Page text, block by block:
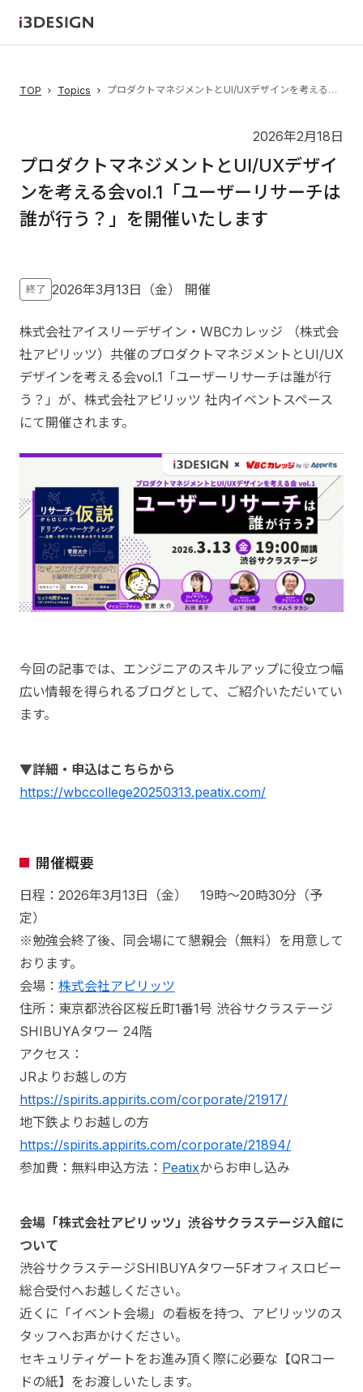
TOP Topics プロダクトマネジメントとUI/UXデザインを考える会vol.1「ユーザーリサーチは誰が行う？」を開催いたします
2026年2月18日
プロダクトマネジメントとUI/UXデザイ
ンを考える会vol.1「ユーザーリサーチは
誰が行う？」を開催いたします
終了 2026年3月13日（金） 開催
株式会社アイスリーデザイン・WBCカレッジ （株式会
社アピリッツ）共催のプロダクトマネジメントとUI/UX
デザインを考える会vol.1「ユーザーリサーチは誰が行
う？」が、株式会社アピリッツ 社内イベントスペース
にて開催されます。
今回の記事では、エンジニアのスキルアップに役立つ幅
広い情報を得られるブログとして、ご紹介いただいてい
ます。
▼詳細・申込はこちらから
https://wbccollege20250313.peatix.com/
開催概要
日程：2026年3月13日（金） 19時～20時30分（予
定）
※勉強会終了後、同会場にて懇親会（無料）を用意して
おります。
会場： 株式会社アピリッツ
住所：東京都渋谷区桜丘町1番1号 渋谷サクラステージ
SHIBUYAタワー 24階
アクセス：
JRよりお越しの方
https://spirits.appirits.com/corporate/21917/
地下鉄よりお越しの方
https://spirits.appirits.com/corporate/21894/
参加費：無料申込方法： Peatixからお申し込み
会場「株式会社アピリッツ」渋谷サクラステージ入館に
ついて
渋谷サクラステージSHIBUYAタワー5Fオフィスロビー
総合受付へお越しください。
近くに「イベント会場」の看板を持つ、アピリッツのス
タッフへお声かけください。
セキュリティゲートをお進み頂く際に必要な【QRコー
ドの紙】をお渡しいたします。